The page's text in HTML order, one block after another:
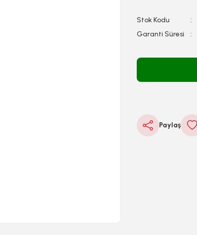
Stok Kodu
Garanti Süresi
Paylaş